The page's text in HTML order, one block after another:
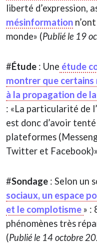
liberté d’expression,
mésinformation
monde» (Publié le 19
#Étude : Une étude
montrer que
à la propagation de
: «La particularité de
est donc d’avoir
plateformes
Twitter et
#Sondage : Selon un
sociaux, un espace
et le complotisme » :
phénomènes très
(Publié le 14 octobre